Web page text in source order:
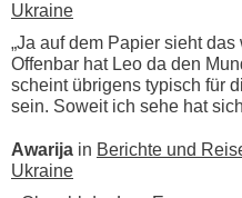
Ukraine
„Ja auf dem Papier sieht
Offenbar hat Leo da den
scheint übrigens typisch für
sein. Soweit ich sehe hat
Awarija in Berichte und
Ukraine